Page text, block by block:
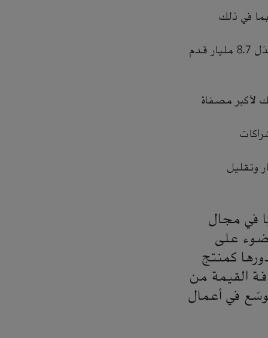
برميل يوميًا بما في ذلك
استمرار زيادة إمدادات الغاز الطبيعي للعام الرابع على التوالي لتصل إلى معدّل 8.7 مليار قدم
لأكبر مصفاة
وتقليل
في مجال
2017م، مسلطًا الضوء على
كمنتج
القيمة من
في أعمال